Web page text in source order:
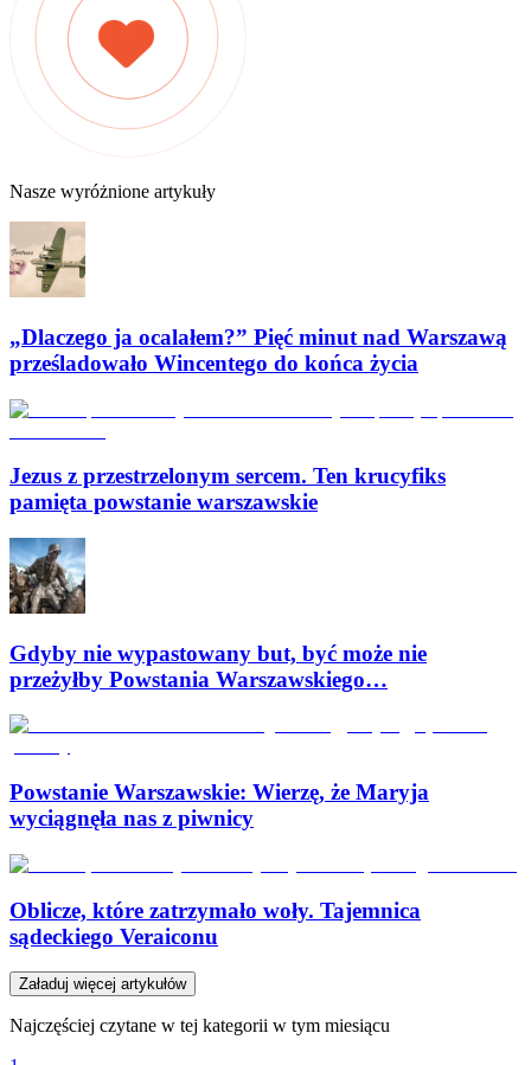
Nasze wyróżnione artykuły
„Dlaczego ja ocalałem?” Pięć minut nad Warszawą
prześladowało Wincentego do końca życia
Jezus z przestrzelonym sercem. Ten krucyfiks
pamięta powstanie warszawskie
Gdyby nie wypastowany but, być może nie
przeżyłby Powstania Warszawskiego…
Powstanie Warszawskie: Wierzę, że Maryja
wyciągnęła nas z piwnicy
Oblicze, które zatrzymało woły. Tajemnica
sądeckiego Veraiconu
Załaduj więcej artykułów
Najczęściej czytane w tej kategorii w tym miesiącu